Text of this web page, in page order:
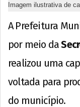
Imagem ilustrativa de
A Prefeitura
por meio da
realizou uma
voltada para
do município.